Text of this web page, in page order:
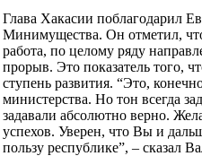
Глава Хакасии поблагодарил
Минимущества. Он отметил,
работа, по целому ряду
прорыв. Это показатель того,
ступень развития. “Это,
министерства. Но тон всегда
задавали абсолютно верно.
успехов. Уверен, что Вы и
пользу республике”, – сказал